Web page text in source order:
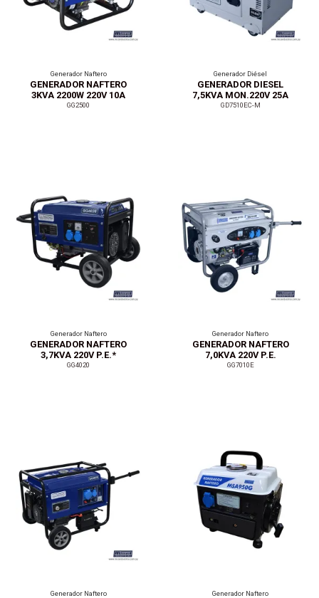
Generador Naftero
GENERADOR NAFTERO
3KVA 2200W 220V 10A
P.M
GG2500
Generador Diésel
GENERADOR DIESEL
7,5KVA MON.220V 25A
GD7510EC-M
Generador Naftero
GENERADOR NAFTERO
3,7KVA 220V P.E.*
GG4020
Generador Naftero
GENERADOR NAFTERO
7,0KVA 220V P.E.
GG7010E
Generador Naftero Generador Naftero